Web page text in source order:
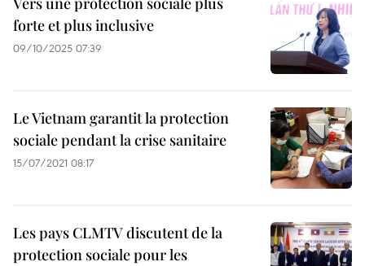
forte et plus inclusive
09/10/2025 07:39
Le Vietnam garantit la protection
sociale pendant la crise sanitaire
15/07/2021 08:17
Les pays CLMTV discutent de la
protection sociale pour les